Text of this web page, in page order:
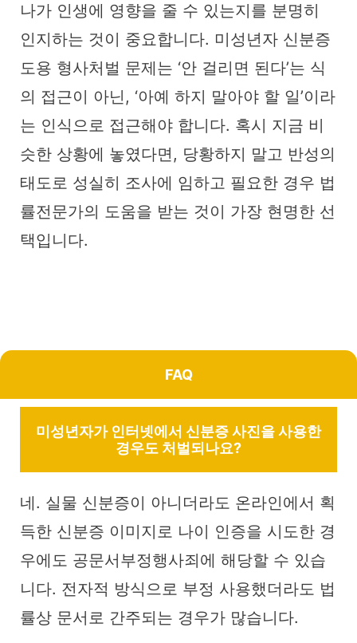
나가 인생에 영향을 줄 수 있는지를 분명히
인지하는 것이 중요합니다. 미성년자 신분증
도용 형사처벌 문제는 ‘안 걸리면 된다’는 식
의 접근이 아닌, ‘아예 하지 말아야 할 일’이라
는 인식으로 접근해야 합니다. 혹시 지금 비
슷한 상황에 놓였다면, 당황하지 말고 반성의
태도로 성실히 조사에 임하고 필요한 경우 법
률전문가의 도움을 받는 것이 가장 현명한 선
택입니다.
FAQ
미성년자가 인터넷에서 신분증 사진을 사용한
경우도 처벌되나요?
네. 실물 신분증이 아니더라도 온라인에서 획
득한 신분증 이미지로 나이 인증을 시도한 경
우에도 공문서부정행사죄에 해당할 수 있습
니다. 전자적 방식으로 부정 사용했더라도 법
률상 문서로 간주되는 경우가 많습니다.